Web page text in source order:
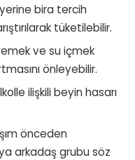
bira tercih
tüketilebilir.
ve su içmek
önleyebilir.
ilişkili beyin hasarı
önceden
arkadaş grubu söz